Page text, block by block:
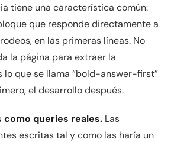
tiene una característica común:
que responde directamente a
en las primeras líneas. No
la página para extraer la
lo que se llama “bold-answer-first”
el desarrollo después.
como queries reales. Las
escritas tal y como las haría un